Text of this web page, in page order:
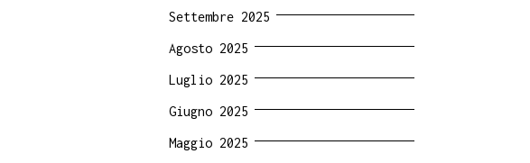
Settembre 2025
Agosto 2025
Luglio 2025
Giugno 2025
Maggio 2025